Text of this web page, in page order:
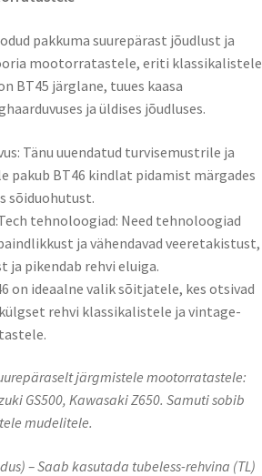
pakkuma suurepärast jõudlust ja
mootorratastele, eriti klassikalistele
BT45 järglane, tuues kaasa
ja üldises jõudluses.
Tänu uuendatud turvisemustrile ja
pakub BT46 kindlat pidamist märgades
sõiduohutust.
tehnoloogiad: Need tehnoloogiad
ja vähendavad veeretakistust,
ja pikendab rehvi eluiga.
on ideaalne valik sõitjatele, kes otsivad
rehvi klassikalistele ja vintage-
järgmistele mootorratastele:
GS500, Kawasaki Z650. Samuti sobib
mudelitele.
– Saab kasutada tubeless-rehvina (TL)